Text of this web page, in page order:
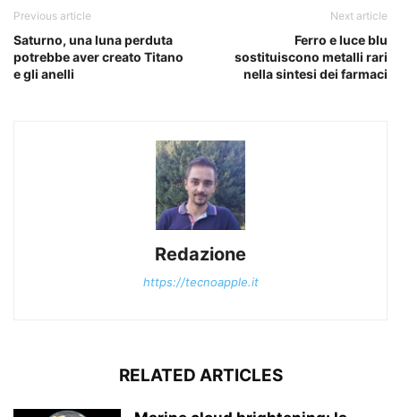
Previous article
Saturno, una luna perduta
potrebbe aver creato Titano
e gli anelli
Next article
Ferro e luce blu
sostituiscono metalli rari
nella sintesi dei farmaci
Redazione
https://tecnoapple.it
RELATED ARTICLES